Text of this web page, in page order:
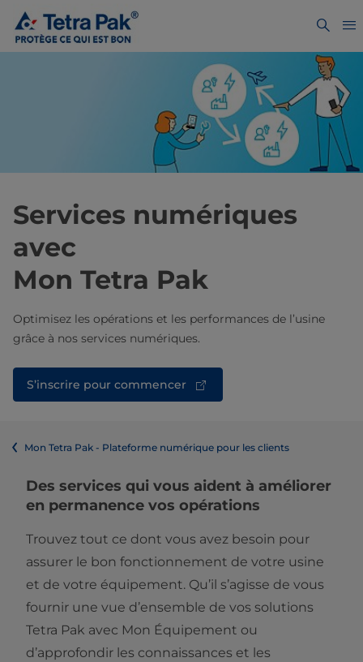
Services numériques
avec
Mon Tetra Pak
Optimisez les opérations et les performances de l’usine
grâce à nos services numériques.
S’inscrire pour commencer
Mon Tetra Pak - Plateforme numérique pour les clients
Des services qui vous aident à améliorer
en permanence vos opérations
Trouvez tout ce dont vous avez besoin pour
assurer le bon fonctionnement de votre usine
et de votre équipement. Qu’il s’agisse de vous
fournir une vue d’ensemble de vos solutions
Tetra Pak avec Mon Équipement ou
d’approfondir les connaissances et les